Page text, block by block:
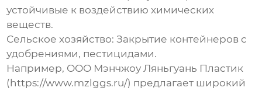
устойчивые к воздействию химических
веществ.
Сельское хозяйство: Закрытие контейнеров с
удобрениями, пестицидами.
Например, ООО Мэнчжоу Ляньгуань Пластик
(https://www.mzlggs.ru/) предлагает широкий